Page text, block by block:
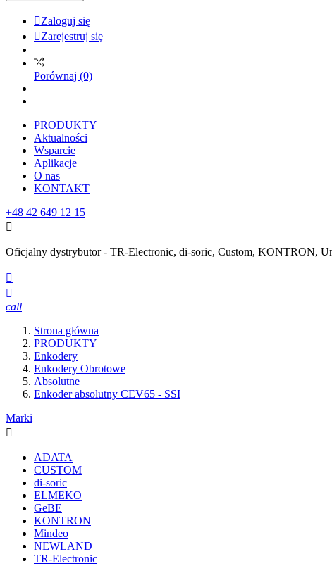
Zaloguj się
Zarejestruj się
Porównaj (0)
PRODUKTY
Aktualności
Wsparcie
Aplikacje
O nas
KONTAKT
+48 42 649 12 15

Oficjalny dystrybutor - TR-Electronic, di-soric, Custom, KONTRON,


call
Strona główna
PRODUKTY
Enkodery
Enkodery Obrotowe
Absolutne
Enkoder absolutny CEV65 - SSI
Marki

ADATA
CUSTOM
di-soric
ELMEKO
GeBE
KONTRON
Mindeo
NEWLAND
TR-Electronic